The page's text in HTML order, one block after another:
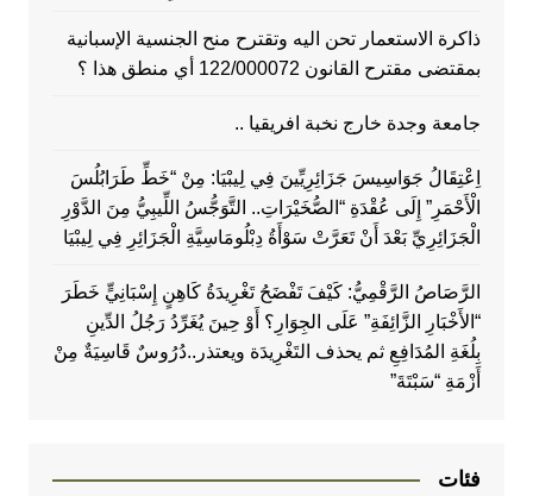
ذاكرة الاستعمار تحن اليه وتقترح منح الجنسية الإسبانية
بمقتضى مقترح القانون 122/000072 أي منطق هذا ؟
جامعة وجدة خارج نخبة افريقيا ..
اِعْتِقَالُ جَوَاسِيسَ جَزَائِرِيِّينَ فِي لِيبْيَا: مِنْ “خَطِّ طَرَابُلُسَ
الْأَحْمَرِ” إِلَى عُقْدَةِ “الصُّخَيْرَاتِ.. التَّوَجُّسُ اللِّيبِيُّ مِنَ الدَّوْرِ
الْجَزَائِرِيِّ بَعْدَ أَنْ تَعَرَّتْ سَوْأَةُ دِبْلُومَاسِيَّةِ الْجَزَائِرِ فِي لِيبْيَا
الرَّصَاصُ الرَّقْمِيُّ: كَيْفَ تَفْضَحُ تَغْرِيدَةُ كَاهِنٍ إِسْبَانِيٍّ خَطَرَ
“الأَخْبَارِ الزَّائِفَةِ” عَلَى الجِوَارِ؟ أَوْ حِينَ يُغَرِّدُ رَجُلُ الدِّينِ
بِلُغَةِ المُدَافِعِ ثم يحذف التَغْرِيدَة ويعتذر..دُرُوسٌ قَاسِيَةٌ مِنْ
أَزْمَةِ “سَبْتَةَ”
فئات